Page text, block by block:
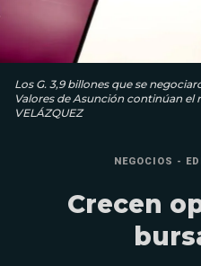
Los G. 3,9 billones que se
Valores de Asunción continúan el
VELÁZQUEZ
NEGOCIOS -
Crecen